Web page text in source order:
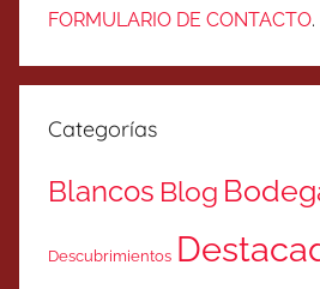
FORMULARIO DE CONTACTO.
Categorías
Blancos Blog
Descubrimientos